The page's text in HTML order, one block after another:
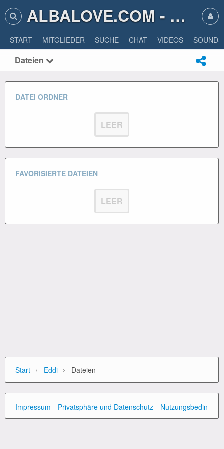
ALBALOVE.COM - ALBA LOVE
START MITGLIEDER SUCHE CHAT VIDEOS SOUNDS
Dateien
DATEI ORDNER
LEER
FAVORISIERTE DATEIEN
LEER
Start › Eddi › Dateien
Impressum Privatsphäre und Datenschutz